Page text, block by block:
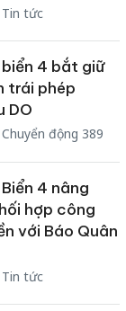
Tin tức
4 bắt giữ
trái phép
DO
Chuyển động 389
4 nâng
hợp công
với Báo Quân
Tin tức